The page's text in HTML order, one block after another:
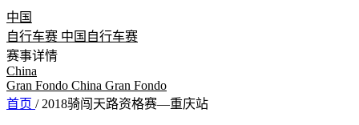
中国
自行车赛 中国自行车赛
赛事详情
China
Gran Fondo China Gran Fondo
首页 / 2018骑闯天路资格赛—重庆站